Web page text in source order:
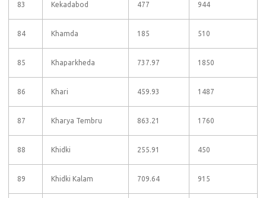
83 Kekadabod 477 944
84 Khamda 185 510
85 Khaparkheda 737.97 1850
86 Khari 459.93 1487
87 Kharya Tembru 863.21 1760
88 Khidki 255.91 450
89 Khidki Kalam 709.64 915